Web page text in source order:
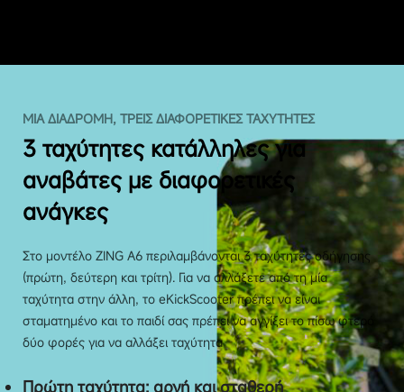
ΜΙΑ ΔΙΑΔΡΟΜΉ, ΤΡΕΙΣ ΔΙΑΦΟΡΕΤΙΚΈΣ ΤΑΧΎΤΗΤΕΣ
3 ταχύτητες κατάλληλες για
αναβάτες με διαφορετικές
ανάγκες
Στο μοντέλο ZING A6 περιλαμβάνονται 3 ταχύτητες οδήγησης
(πρώτη, δεύτερη και τρίτη). Για να αλλάξετε από τη μία
ταχύτητα στην άλλη, το eKickScooter πρέπει να είναι
σταματημένο και το παιδί σας πρέπει να αγγίξει το πίσω φτερό
δύο φορές για να αλλάξει ταχύτητα
Πρώτη ταχύτητα: αργή και σταθερή